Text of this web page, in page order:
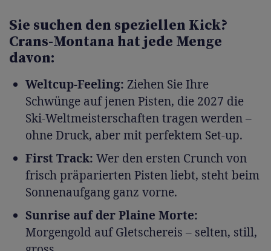
Sie suchen den speziellen Kick?
Crans-Montana hat jede Menge
davon:
Weltcup-Feeling: Ziehen Sie Ihre
Schwünge auf jenen Pisten, die 2027 die
Ski-Weltmeisterschaften tragen werden –
ohne Druck, aber mit perfektem Set-up.
First Track: Wer den ersten Crunch von
frisch präparierten Pisten liebt, steht beim
Sonnenaufgang ganz vorne.
Sunrise auf der Plaine Morte:
Morgengold auf Gletschereis – selten, still,